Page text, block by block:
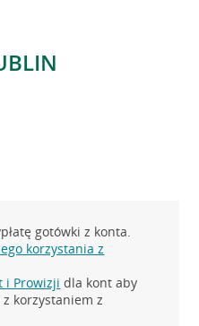
gotówki z konta.
korzystania z
i Prowizji dla kont aby
korzystaniem z